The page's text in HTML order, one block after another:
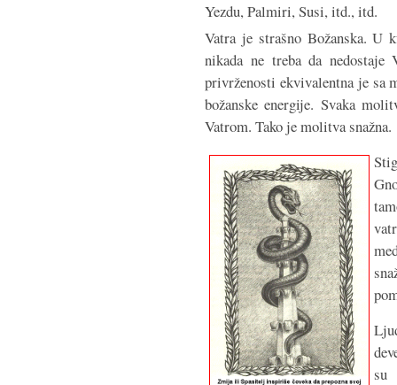
Yezdu, Palmiri, Susi, itd., itd.
Vatra je strašno Božanska. U
nikada ne treba da nedostaje
privrženosti ekvivalentna je sa
božanske energije. Svaka
Vatrom. Tako je molitva snažna.
su